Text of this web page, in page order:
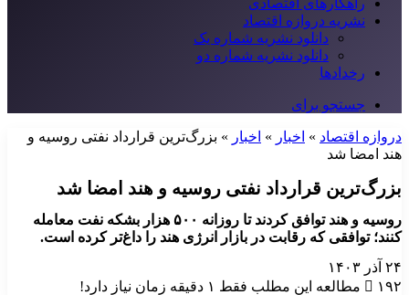
راهکارهای اقتصادی
نشریه دروازه اقتصاد
دانلود نشریه شماره یک
دانلود نشریه شماره دو
رخدادها
جستجو برای
دروازه اقتصاد » اخبار » اخبار » بزرگ‌ترین قرارداد نفتی روسیه و
هند امضا شد
بزرگ‌ترین قرارداد نفتی روسیه و هند امضا شد
روسیه و هند توافق کردند تا روزانه ۵۰۰ هزار بشکه نفت معامله
کنند؛ توافقی که رقابت در بازار انرژی هند را داغ‌تر کرده است.
۲۴ آذر ۱۴۰۳
۱۹۲
مطالعه این مطلب فقط ۱ دقیقه زمان نیاز دارد!